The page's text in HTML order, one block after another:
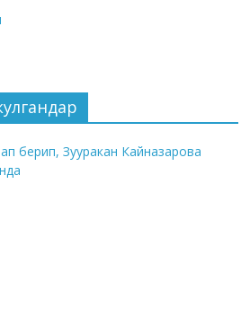
берип, Зууракан Кайназарова